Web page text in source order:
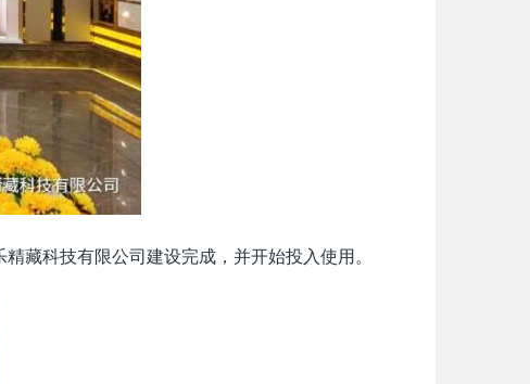
藏科技有限公司建设完成，并开始投入使用。